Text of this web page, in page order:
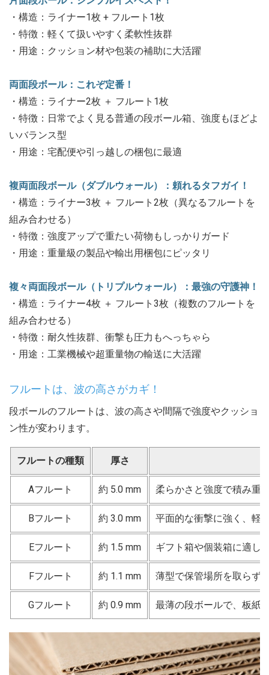
・構造：ライナー1枚 + フルート1枚
・特徴：軽くて扱いやすく柔軟性抜群
・用途：クッション材や包装の補助に大活躍
両面段ボール：これぞ定番！
・構造：ライナー2枚 ＋ フルート1枚
・特徴：日常でよく見る普通の段ボール箱、強度もほどよ
いバランス型
・用途：宅配便や引っ越しの梱包に最適
複両面段ボール（ダブルウォール）：頼れるタフガイ！
・構造：ライナー3枚 ＋ フルート2枚（異なるフルートを
組み合わせる）
・特徴：強度アップで重たい荷物もしっかりガード
・用途：重量級の製品や輸出用梱包にピッタリ
複々両面段ボール（トリプルウォール）：最強の守護神！
・構造：ライナー4枚 ＋ フルート3枚（複数のフルートを
組み合わせる）
・特徴：耐久性抜群、衝撃も圧力もへっちゃら
・用途：工業機械や超重量物の輸送に大活躍
フルートは、波の高さがカギ！
段ボールのフルートは、波の高さや間隔で強度やクッショ
ン性が変わります。
フルートの種類 厚さ
Aフルート 約 5.0 mm 柔らかさと強度で積み重
Bフルート 約 3.0 mm 平面的な衝撃に強く、軽
Eフルート 約 1.5 mm ギフト箱や個装箱に適し
Fフルート 約 1.1 mm 薄型で保管場所を取らず
Gフルート 約 0.9 mm 最薄の段ボールで、板紙